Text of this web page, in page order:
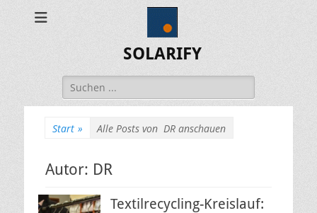
SOLARIFY
Suchen
nach:
Start » Alle Posts von DR anschauen
Autor: DR
Textilrecycling-Kreislauf: